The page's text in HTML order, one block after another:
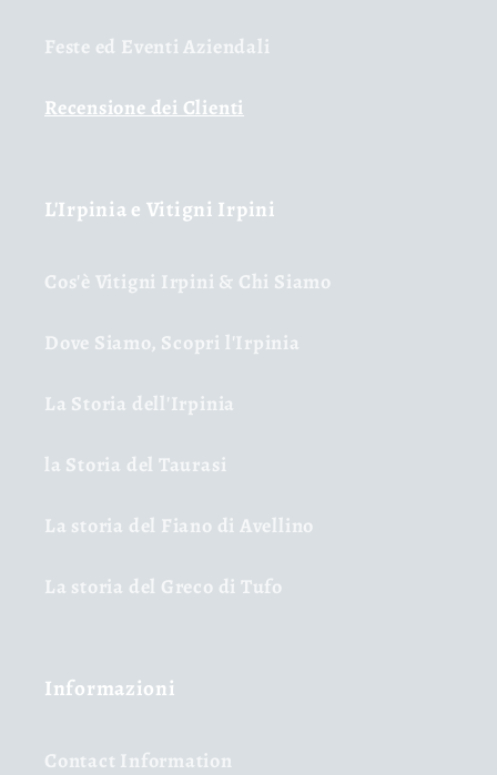
Feste ed Eventi Aziendali
Recensione dei Clienti
L'Irpinia e Vitigni Irpini
Cos'è Vitigni Irpini & Chi Siamo
Dove Siamo, Scopri l'Irpinia
La Storia dell'Irpinia
la Storia del Taurasi
La storia del Fiano di Avellino
La storia del Greco di Tufo
Informazioni
Contact Information